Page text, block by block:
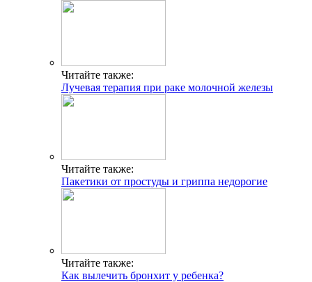
Читайте также:
Лучевая терапия при раке молочной железы
Читайте также:
Пакетики от простуды и гриппа недорогие
Читайте также:
Как вылечить бронхит у ребенка?